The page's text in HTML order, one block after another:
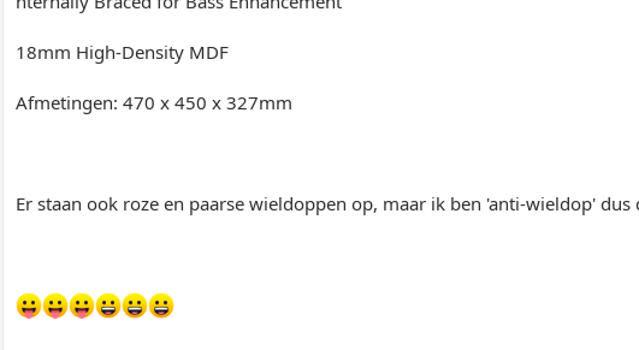
18mm High-Density MDF
Afmetingen: 470 x 450 x 327mm
Er staan ook roze en paarse wieldoppen op, maar ik ben 'anti-wieldop'